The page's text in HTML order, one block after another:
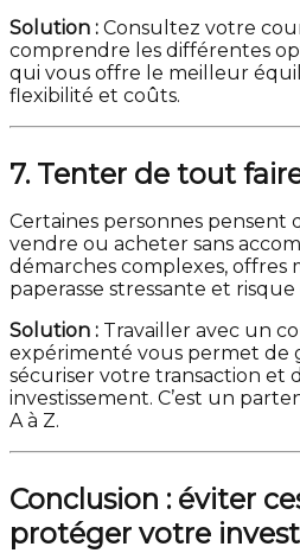
Solution : Consultez votre
comprendre les différentes
qui vous offre le meilleur
flexibilité et coûts.
7. Tenter de tout
Certaines personnes pensent
vendre ou acheter sans
démarches complexes, offres
paperasse stressante et
Solution : Travailler avec un
expérimenté vous permet de
sécuriser votre transaction et
investissement. C’est un
A à Z.
Conclusion : éviter
protéger votre